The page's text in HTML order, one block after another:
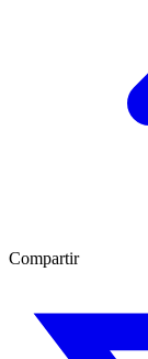
Compartir